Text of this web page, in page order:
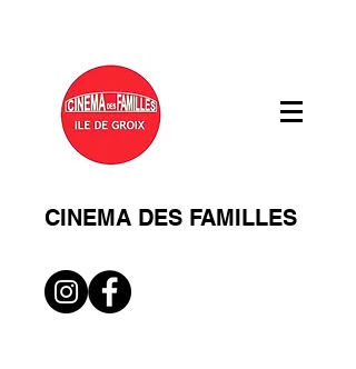
CINEMA DES FAMILLES